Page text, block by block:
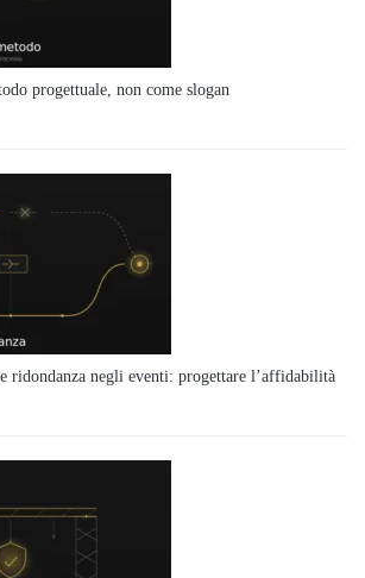
progettuale, non come slogan
ridondanza negli eventi: progettare l’affidabilità